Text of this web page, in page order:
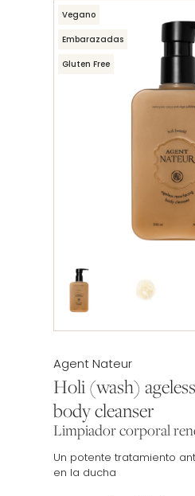
Vegano
Embarazadas
Gluten Free
Agent Nateur
Holi (wash)
body cleanser
Limpiador corporal
Un potente tratamiento
en la ducha